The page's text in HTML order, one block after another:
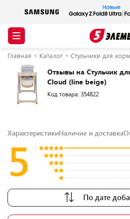
Главная Каталог Стульчики для
Отзывы на Стульчик
Cloud (line beige)
Код товара: 354822
ХарактеристикиНаличие и доставка
5
По дате